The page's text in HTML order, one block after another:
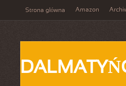
Strona główna Amazon